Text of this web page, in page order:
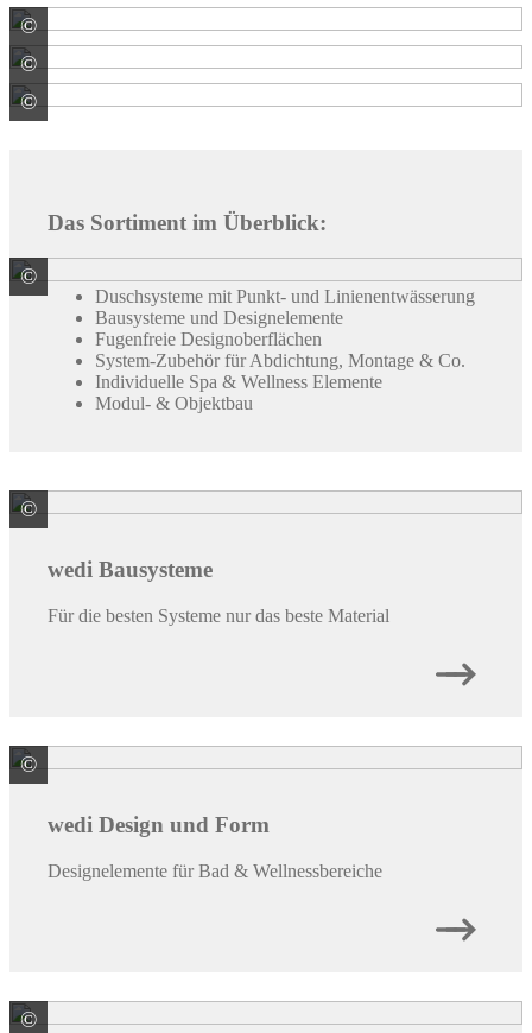
© ARDEX GmbH
© ARDEX GmbH
© ARDEX GmbH
Das Sortiment im Überblick:
©
ARDEX GmbH
Duschsysteme mit Punkt- und Linienentwässerung
Bausysteme und Designelemente
Fugenfreie Designoberflächen
System-Zubehör für Abdichtung, Montage & Co.
Individuelle Spa & Wellness Elemente
Modul- & Objektbau
© ARDEX GmbH
wedi Bausysteme
Für die besten Systeme nur das beste Material
© ARDEX GmbH
wedi Design und Form
Designelemente für Bad & Wellnessbereiche
© ARDEX GmbH